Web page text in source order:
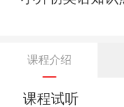
课程介绍
课程试听